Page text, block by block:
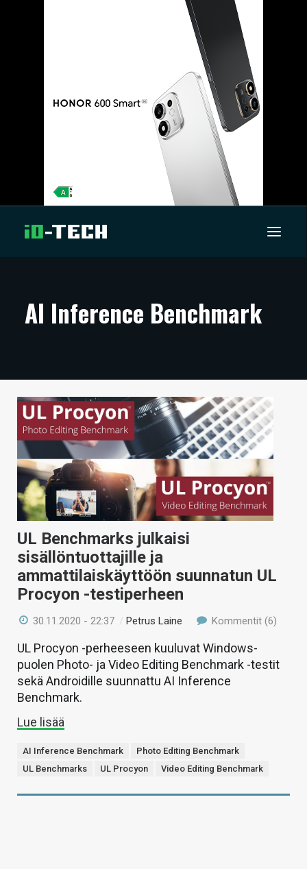
ARTIKKELIT
TECHBBS
TIETOA
HINTA.FI
KAUPPA
VAIHDA TEEMA
HAKU
AI Inference Benchmark
UL Benchmarks julkaisi
sisällöntuottajille ja
ammattilaiskäyttöön suunnatun UL
Procyon -testiperheen
30.11.2020 - 22:37 / Petrus Laine Kommentit (6)
UL Procyon -perheeseen kuuluvat Windows-
puolen Photo- ja Video Editing Benchmark -testit
sekä Androidille suunnattu AI Inference
Benchmark.
Lue lisää
AI Inference Benchmark
Photo Editing Benchmark
UL Benchmarks
UL Procyon Video Editing Benchmark